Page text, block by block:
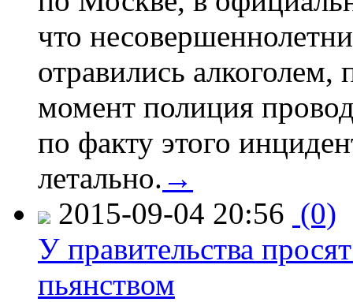
что
отравились
момент полиция
по факту этого
летально. →
2015-09-04 20:56 (0)
У правительства
пьянством